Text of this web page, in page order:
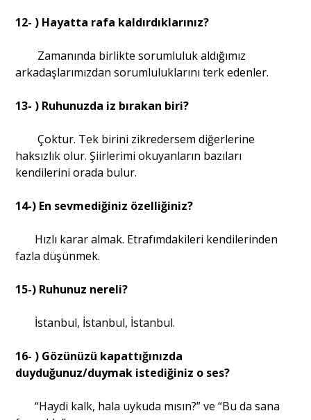
12- ) Hayatta rafa kaldırdıklarınız?
Zamanında birlikte sorumluluk aldığımız
arkadaşlarımızdan sorumluluklarını terk edenler.
13- ) Ruhunuzda iz bırakan biri?
Çoktur. Tek birini zikredersem diğerlerine
haksızlık olur. Şiirlerimi okuyanların bazıları
kendilerini orada bulur.
14-) En sevmediğiniz özelliğiniz?
Hızlı karar almak. Etrafımdakileri kendilerinden
fazla düşünmek.
15-) Ruhunuz nereli?
İstanbul, İstanbul, İstanbul.
16- ) Gözünüzü kapattığınızda
duyduğunuz/duymak istediğiniz o ses?
“Haydi kalk, hala uykuda mısın?” ve “Bu da sana